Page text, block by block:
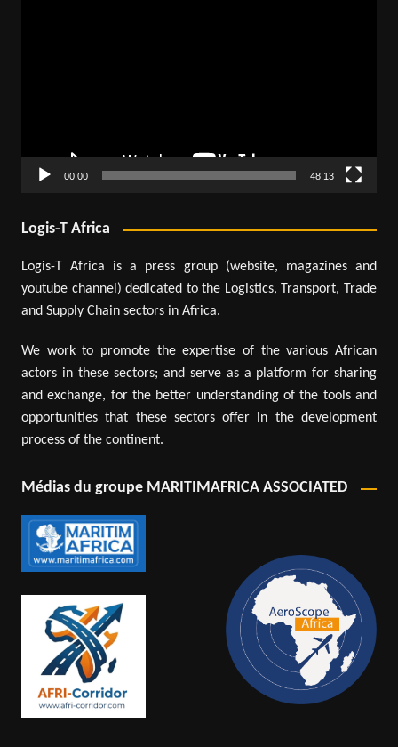
00:00 48:13
Logis-T Africa
Logis-T Africa is a press group (website, magazines and
youtube channel) dedicated to the Logistics, Transport, Trade
and Supply Chain sectors in Africa.
We work to promote the expertise of the various African
actors in these sectors; and serve as a platform for sharing
and exchange, for the better understanding of the tools and
opportunities that these sectors offer in the development
process of the continent.
Médias du groupe MARITIMAFRICA ASSOCIATED